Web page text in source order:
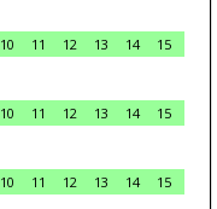
10 11 12 13 14
15
10 11 12 13 14
15
10 11 12 13 14
15